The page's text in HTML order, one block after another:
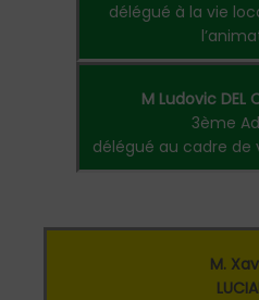
délégué à la vie
M Ludovic DEL
3ème
délégué au cadre de
M.